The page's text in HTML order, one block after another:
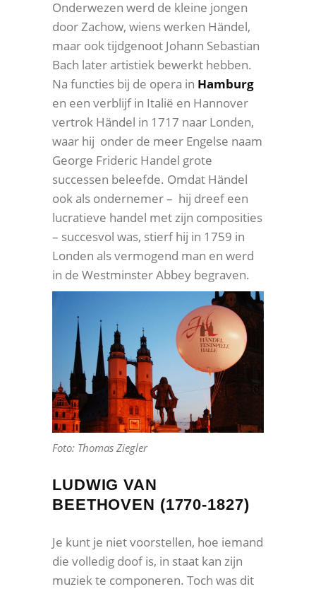
Onderwezen werd de kleine jongen
door Zachow, wiens werken Händel,
maar ook tijdgenoot Johann Sebastian
Bach later artistiek bewerkt hebben.
Na functies bij de opera in Hamburg
en een verblijf in Italië en Hannover
vertrok Händel in 1717 naar Londen,
waar hij onder de meer Engelse naam
George Frideric Handel grote
successen beleefde. Omdat Händel
ook als ondernemer – hij dreef een
lucratieve handel met zijn composities
– succesvol was, stierf hij in 1759 in
Londen als vermogend man en werd
in de Westminster Abbey begraven.
Foto: Thomas Ziegler
LUDWIG VAN
BEETHOVEN (1770-1827)
Je kunt je niet voorstellen, hoe iemand
die volledig doof is, in staat kan zijn
muziek te componeren. Toch was dit